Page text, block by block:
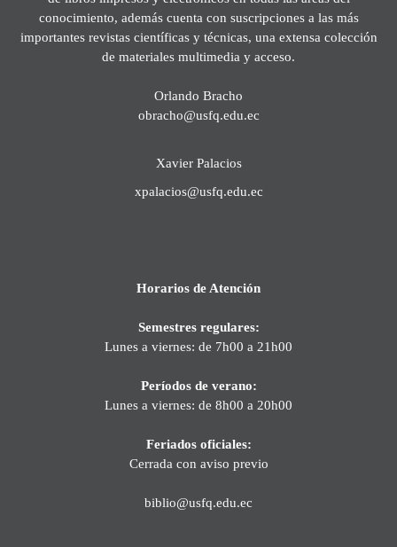
conocimiento, además cuenta con suscripciones a las más
importantes revistas científicas y técnicas, una extensa colección
de materiales multimedia y acceso.
Orlando Bracho
obracho@usfq.edu.ec
Xavier Palacios
xpalacios@usfq.edu.ec
Horarios de Atención
Semestres regulares:
Lunes a viernes: de 7h00 a 21h00
Períodos de verano:
Lunes a viernes: de 8h00 a 20h00
Feriados oficiales:
Cerrada con aviso previo
biblio@usfq.edu.ec